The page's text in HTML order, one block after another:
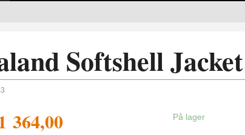
Softshell Jacket
364,00 På lager